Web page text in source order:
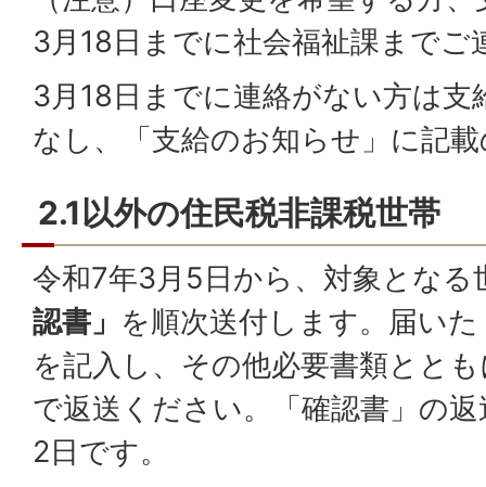
3月18日までに社会福祉課までご
3月18日までに連絡がない方は
なし、「支給のお知らせ」に記
2.1以外の住民税非課税世帯
令和7年3月5日から、対象となる
認書」 を順次送付します。届い
を記入し、その他必要書類とと
で返送ください。「確認書」の
2日です。